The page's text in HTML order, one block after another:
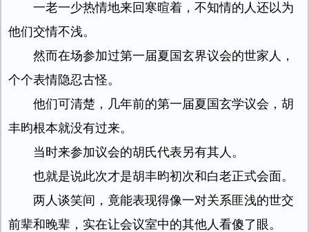
一老一少热情地来回寒暄着，不知情的人还以为
他们交情不浅。
然而在场参加过第一届夏国玄界议会的世家人，
个个表情隐忍古怪。
他们可清楚，几年前的第一届夏国玄学议会，胡
丰昀根本就没有过来。
当时来参加议会的胡氏代表另有其人。
也就是说此次才是胡丰昀初次和白老正式会面。
两人谈笑间，竟能表现得像一对关系匪浅的世交
前辈和晚辈，实在让会议室中的其他人看傻了眼。